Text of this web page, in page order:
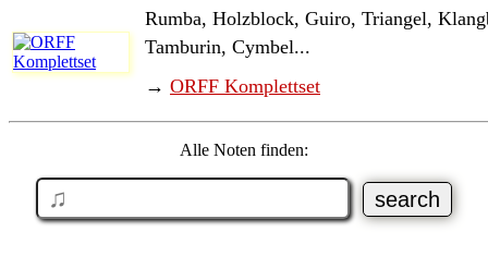
Rumba, Holzblock, Guiro, Triangel,
Tamburin, Cymbel...
→ ORFF Komplettset
Alle Noten finden: